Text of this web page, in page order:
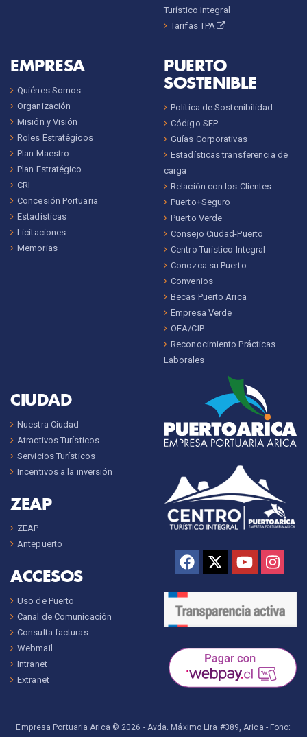
Turístico Integral
Tarifas TPA
EMPRESA
Quiénes Somos
Organización
Misión y Visión
Roles Estratégicos
Plan Maestro
Plan Estratégico
CRI
Concesión Portuaria
Estadísticas
Licitaciones
Memorias
PUERTO
SOSTENIBLE
Política de Sostenibilidad
Código SEP
Guías Corporativas
Estadísticas transferencia de
carga
Relación con los Clientes
Puerto+Seguro
Puerto Verde
Consejo Ciudad-Puerto
Centro Turístico Integral
Conozca su Puerto
Convenios
Becas Puerto Arica
Empresa Verde
OEA/CIP
Reconocimiento Prácticas
Laborales
CIUDAD
Nuestra Ciudad
Atractivos Turísticos
Servicios Turísticos
Incentivos a la inversión
ZEAP
ZEAP
Antepuerto
ACCESOS
Uso de Puerto
Canal de Comunicación
Consulta facturas
Webmail
Intranet
Extranet
Empresa Portuaria Arica © 2026 - Avda. Máximo Lira #389, Arica - Fono: